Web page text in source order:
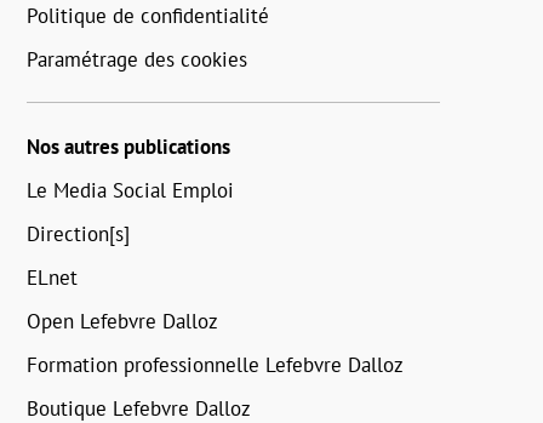
Politique de confidentialité
Paramétrage des cookies
Nos autres publications
Le Media Social Emploi
Direction[s]
ELnet
Open Lefebvre Dalloz
Formation professionnelle Lefebvre Dalloz
Boutique Lefebvre Dalloz